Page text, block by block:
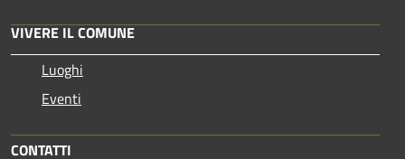
VIVERE IL COMUNE
Luoghi
Eventi
CONTATTI